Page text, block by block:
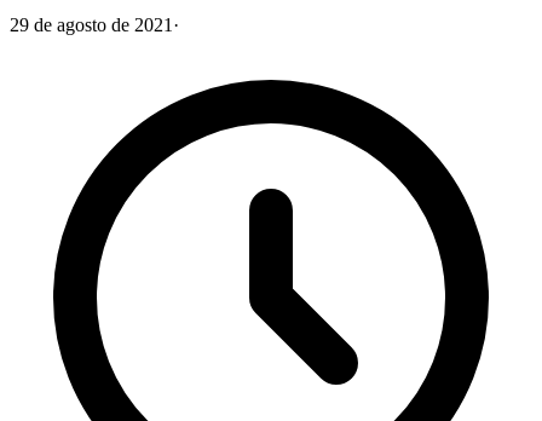
29 de agosto de 2021 ·